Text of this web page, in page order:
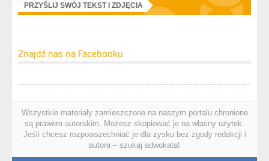
PRZYŚLIJ SWÓJ TEKST I ZDJĘCIA
Znajdź nas na Facebooku
Wszystkie materiały zamieszczone na naszym portalu chronione
są prawem autorskim. Możesz skopiować je na własny użytek.
Jeśli chcesz rozpowszechniać je dla zysku bez zgody redakcji i
autora – szukaj adwokata!